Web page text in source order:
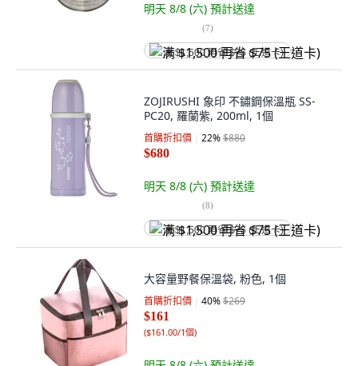
明天 8/8 (六) 預計送達
(7)
满 $1,500 再省 $75 (王道卡)
ZOJIRUSHI 象印 不鏽鋼保溫瓶 SS-
PC20, 羅蘭紫, 200ml, 1個
首購折扣價 22%$880
$680
明天 8/8 (六) 預計送達
(8)
满 $1,500 再省 $75 (王道卡)
大容量野餐保溫袋, 粉色, 1個
首購折扣價 40%$269
$161
($161.00/1個)